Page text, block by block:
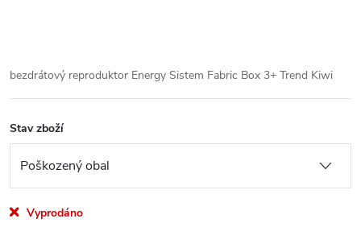
bezdrátový reproduktor Energy Sistem Fabric Box 3+ Trend Kiwi
Stav zboží
Vyprodáno